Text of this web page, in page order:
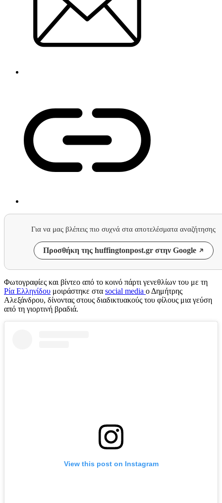
Για να μας βλέπεις πιο συχνά στα αποτελέσματα αναζήτησης
Προσθήκη της huffingtonpost.gr στην Google
Φωτογραφίες και βίντεο από το κοινό πάρτι γενεθλίων του με τη
Ρία Ελληνίδου μοιράστηκε στα social media ο Δημήτρης
Αλεξάνδρου, δίνοντας στους διαδικτυακούς του φίλους μια γεύση
από τη γιορτινή βραδιά.
View this post on Instagram